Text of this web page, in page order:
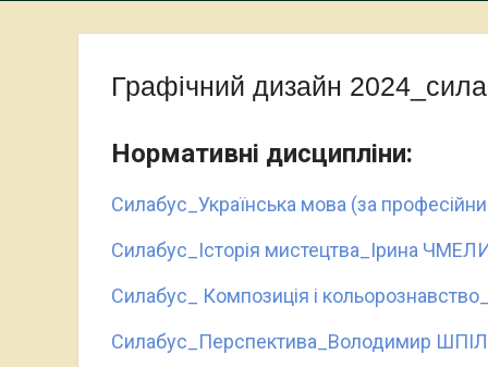
Графічний дизайн
Нормативні дисципліни:
Силабус_Українська мова (за
Силабус_Історія мистецтва_Ірина
Силабус_ Композиція і
Силабус_Перспектива_Володимир